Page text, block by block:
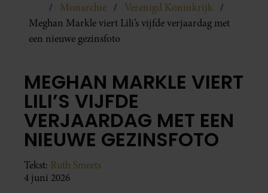
Monarchie
Verenigd Koninkrijk
Meghan Markle viert Lili’s vijfde verjaardag met
een nieuwe gezinsfoto
MEGHAN MARKLE VIERT
LILI’S VIJFDE
VERJAARDAG MET EEN
NIEUWE GEZINSFOTO
Tekst: Ruth Smeets
4 juni 2026